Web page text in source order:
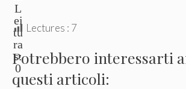
L
ei
tu
ra
s:
0
Lectures : 7
Potrebbero interessarti
questi articoli: